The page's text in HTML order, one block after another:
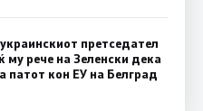
претседател
му рече на Зеленски дека
патот кон ЕУ на Белград